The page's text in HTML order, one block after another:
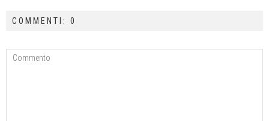
COMMENTI: 0